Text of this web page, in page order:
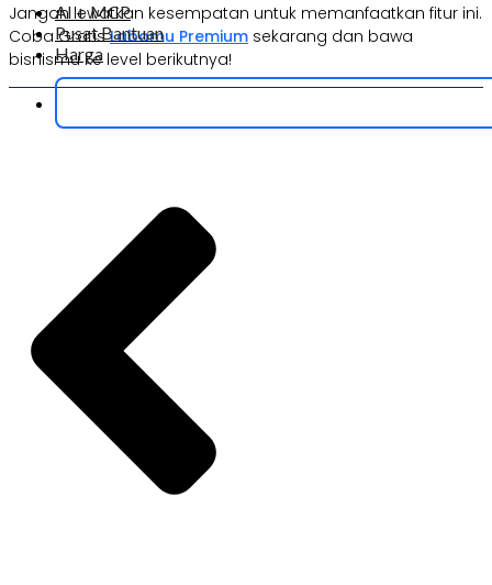
AI + MCP
Pusat Bantuan
Harga
Jangan lewatkan kesempatan untuk memanfaatkan fitur ini.
Coba GratisLabamu Premium sekarang dan bawa
bisnismu ke level berikutnya!